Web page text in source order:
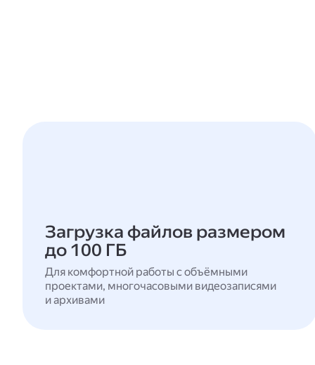
Загрузка файлов размером
до 100 ГБ
Для комфортной работы с объёмными
проектами, многочасовыми видеозаписями
и архивами